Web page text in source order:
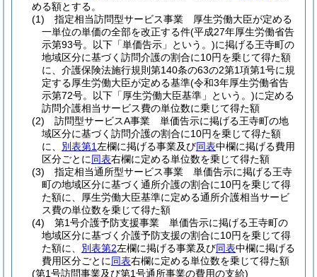
める額とする。
(1)
指定相当訪問型サービス事業 厚生労働大臣が定める
一単位の単価の全部を改正する件(平成27年厚生労働省告
示第93号。以下「単価告示」という。)に掲げる王寺町の
地域区分に基づく訪問介護の割合に10円を乗じて得た額
に、介護保険法施行規則第140条の63の2第1項第1号に規
定する厚生労働大臣が定める基準(令和3年厚生労働省告
示第72号。以下「厚生労働大臣基準」という。)に定める
訪問介護相当サービス費の単位数に乗じて得た額
(2)
訪問型サービスA事業 単価告示に掲げる王寺町の地
域区分に基づく訪問介護の割合に10円を乗じて得た額
に、 別表第1 左欄に掲げる事業及び同表中欄に掲げる費用
区分ごとに同表右欄に定める単位数を乗じて得た額
(3)
指定相当通所型サービス事業 単価告示に掲げる王寺
町の地域区分に基づく通所介護の割合に10円を乗じて得
た額に、厚生労働大臣基準に定める通所介護相当サービ
ス費の単位数を乗じて得た額
(4)
第1号介護予防支援事業 単価告示に掲げる王寺町の
地域区分に基づく介護予防支援の割合に10円を乗じて得
た額に、 別表第2左欄に掲げる事業及び同表中欄に掲げる
費用区分ごとに同表右欄に定める単位数を乗じて得た額
(第1号訪問事業及び第1号通所事業の費用の支給)